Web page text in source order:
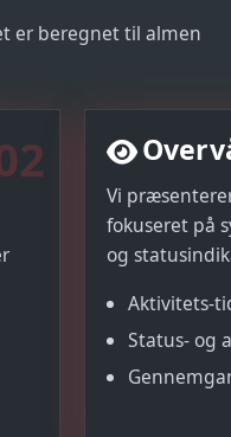
er beregnet til almen
Vi
fokuseret på
og
Aktivitets-
Status- og